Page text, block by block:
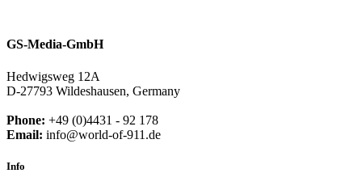
GS-Media-GmbH
Hedwigsweg 12A
D-27793 Wildeshausen, Germany
Phone: +49 (0)4431 - 92 178
Email: info@world-of-911.de
Info